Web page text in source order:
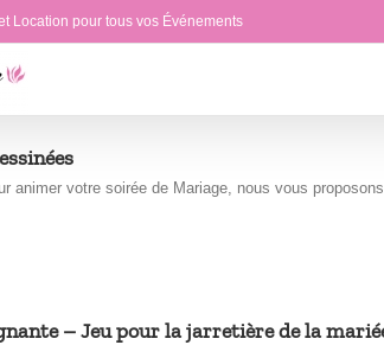
Location pour tous vos Événements
animer votre soirée de Mariage, nous vous
– Jeu pour la jarretière de la